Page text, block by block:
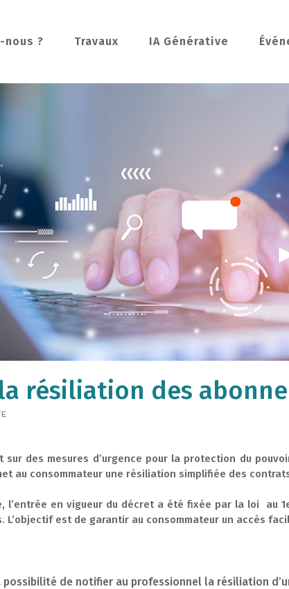
nous ? Travaux IA Générative
résiliation des
sur des mesures d’urgence pour la protection du
au consommateur une résiliation simplifiée des
l’entrée en vigueur du décret a été fixée par la loi au
L’objectif est de garantir au consommateur un accès
de notifier au professionnel la résiliation